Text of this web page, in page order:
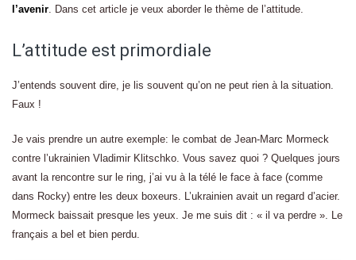
l’avenir . Dans cet article je veux aborder le thème de l’attitude.
L’attitude est primordiale
J’entends souvent dire, je lis souvent qu’on ne peut rien à la situation.
Faux !
Je vais prendre un autre exemple: le combat de Jean-Marc Mormeck
contre l’ukrainien Vladimir Klitschko. Vous savez quoi ? Quelques jours
avant la rencontre sur le ring, j’ai vu à la télé le face à face (comme
dans Rocky) entre les deux boxeurs. L’ukrainien avait un regard d’acier.
Mormeck baissait presque les yeux. Je me suis dit : « il va perdre ». Le
français a bel et bien perdu.